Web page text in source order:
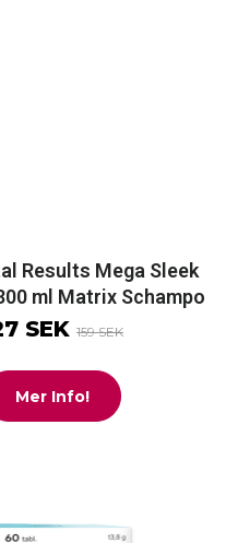
Results Mega Sleek
ml Matrix Schampo
SEK 159 SEK
Mer Info!